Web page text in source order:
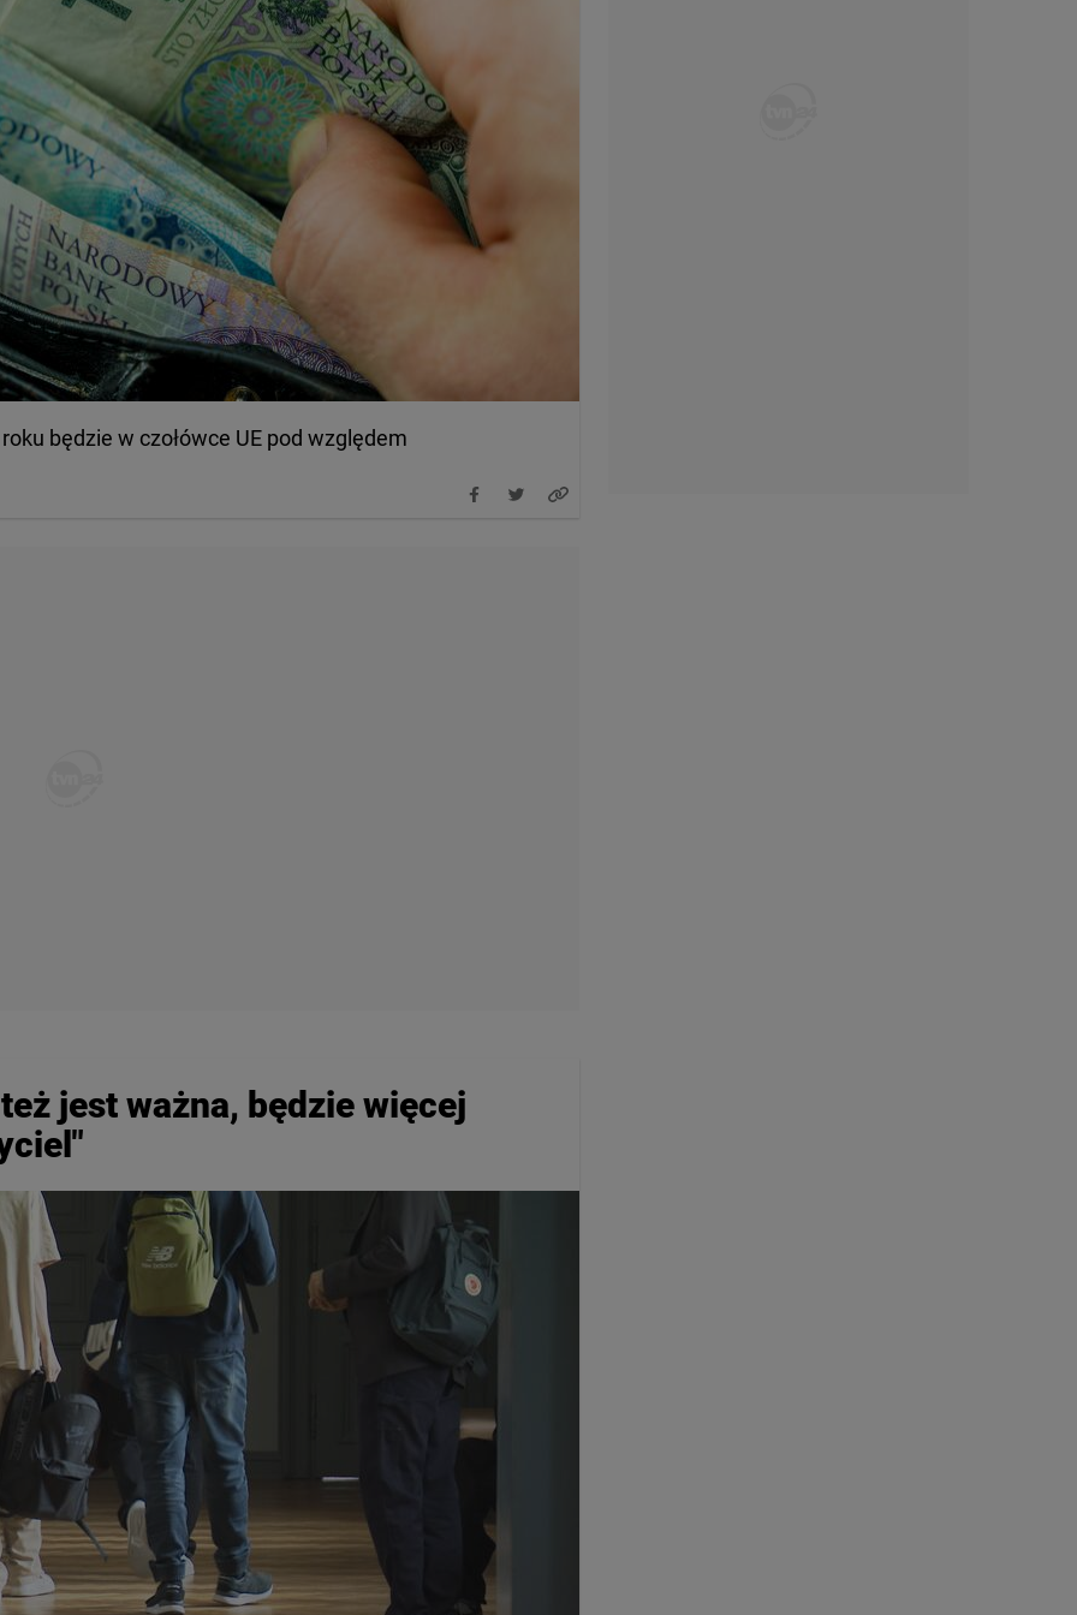
będzie w czołówce UE pod względem
jest ważna, będzie więcej